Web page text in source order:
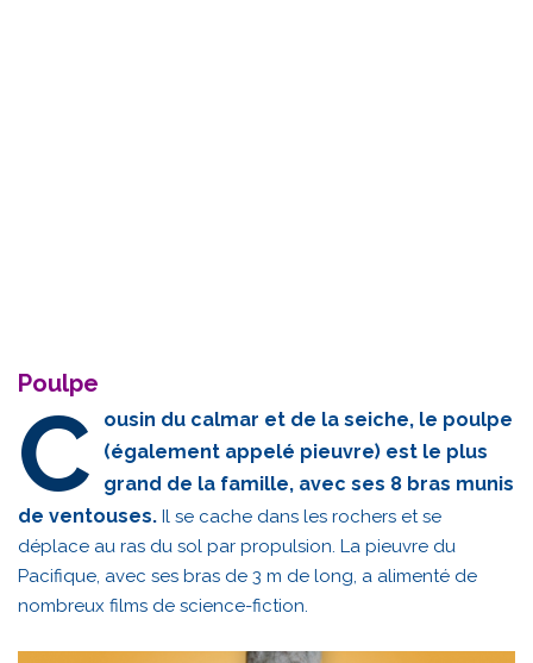
Poulpe
C
ousin du calmar et de la seiche, le poulpe
(également appelé pieuvre) est le plus
grand de la famille, avec ses 8 bras munis
de ventouses. Il se cache dans les rochers et se
déplace au ras du sol par propulsion. La pieuvre du
Pacifique, avec ses bras de 3 m de long, a alimenté de
nombreux films de science-fiction.